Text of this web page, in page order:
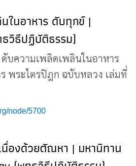
ในอาหาร ดับทุกข์ |
วิธีปฏิบัติธรรม)
บความเพลิดเพลินในอาหาร
พระไตรปิฎก ฉบับหลวง เล่มที่
node/5700
องด้วยตัณหา | มหานิทาน